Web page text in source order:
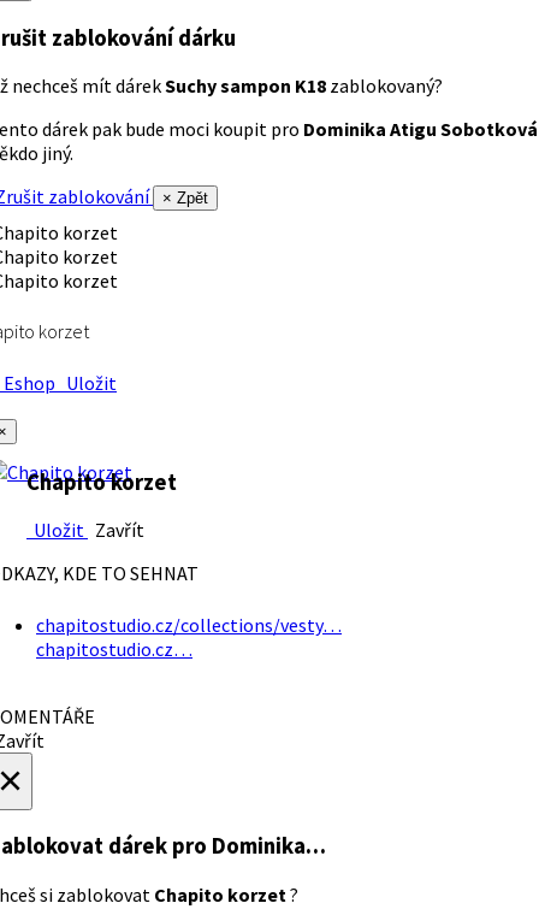
zablokování dárku
nechceš mít dárekSuchy sampon K18 zablokovaný?
dárek pak bude moci koupit pro Dominika Atigu Sobotková
jiný.
zablokování
× Zpět
korzet
Uložit
Chapito korzet
Uložit Zavřít
KDE TO SEHNAT
chapitostudio.cz/collections/vesty…
chapitostudio.cz…
dárek pro Dominika…
si zablokovat Chapito korzet?